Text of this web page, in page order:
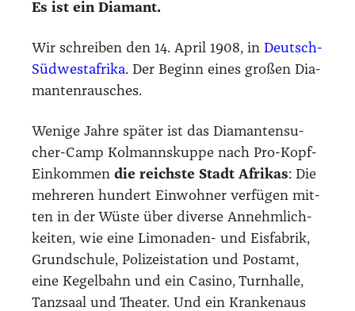
Es ist ein Dia­mant.
Wir schrei­ben den 14. April 1908, in Deutsch-
Süd­west­afri­ka. Der Beginn eines gro­ßen Dia­
man­ten­rau­sches.
Weni­ge Jah­re spä­ter ist das Dia­man­ten­su­
cher-Camp Kol­manns­kup­pe nach Pro-Kopf-
Ein­kom­men die reichs­te Stadt Afri­kas: Die
meh­re­ren hun­dert Ein­woh­ner ver­fü­gen mit­
ten in der Wüs­te über diver­se Annehm­lich­
kei­ten, wie eine Limo­na­den- und Eis­fa­brik,
Grund­schu­le, Poli­zei­sta­ti­on und Post­amt,
eine Kegel­bahn und ein Casi­no, Turn­hal­le,
Tanz­saal und Thea­ter. Und ein Kran­ken­aus